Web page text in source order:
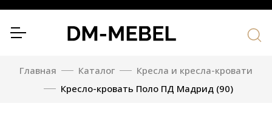
Главная Каталог
Кресла и кресла-кровати
Кресло-кровать Поло ПД Мадрид (90)